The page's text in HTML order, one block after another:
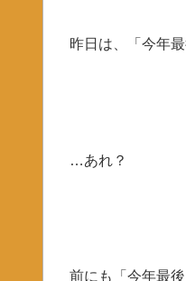
昨日は、「今年
…あれ？
前にも「今年最